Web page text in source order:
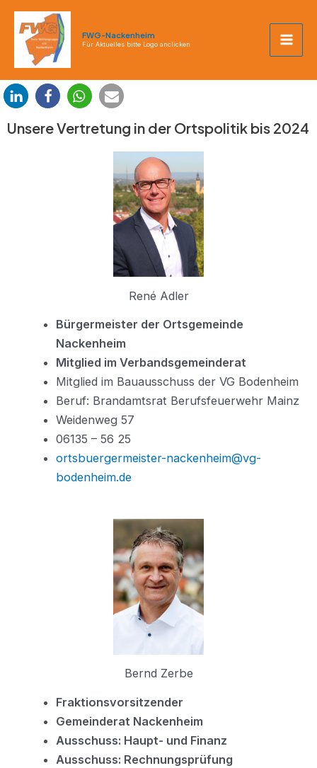
Zum
Inhalt
springen
FWG-Nackenheim
Für Aktuelles bitte Logo anclicken
Unsere Vertretung in der Ortspolitik bis 2024
René Adler
Bürgermeister der Ortsgemeinde
Nackenheim
Mitglied im Verbandsgemeinderat
Mitglied im Bauausschuss der VG Bodenheim
Beruf: Brandamtsrat Berufsfeuerwehr Mainz
Weidenweg 57
06135 – 56 25
ortsbuergermeister-nackenheim@vg-
bodenheim.de
Bernd Zerbe
Fraktionsvorsitzender
Gemeinderat Nackenheim
Ausschuss: Haupt- und Finanz
Ausschuss: Rechnungsprüfung